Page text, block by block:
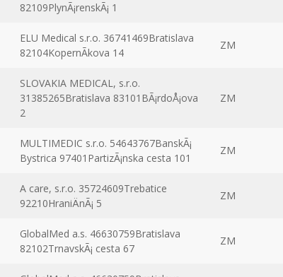
82109PlynÃ¡renskÃ¡ 1
ELU Medical s.r.o. 36741469Bratislava
82104KopernÃ­kova 14
ZM
SLOVAKIA MEDICAL, s.r.o.
31385265Bratislava 83101BÃ¡rdoÅ¡ova
2
ZM
MULTIMEDIC s.r.o. 54643767BanskÃ¡
Bystrica 97401PartizÃ¡nska cesta 101
ZM
A care, s.r.o. 35724609Trebatice
92210HraniÄnÃ¡ 5
ZM
GlobalMed a.s. 46630759Bratislava
82102TrnavskÃ¡ cesta 67
ZM